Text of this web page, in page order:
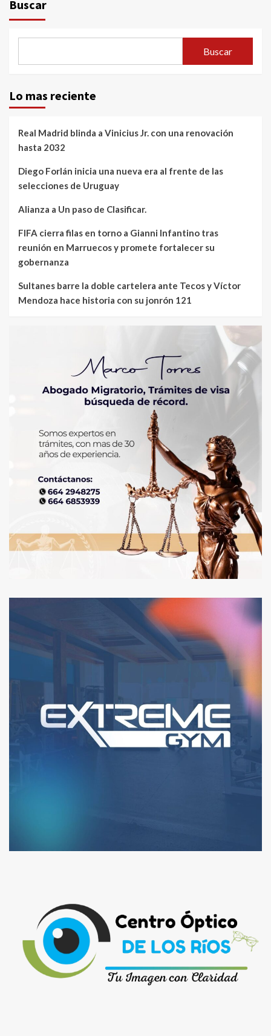
Buscar
Buscar
Lo mas reciente
Real Madrid blinda a Vinicius Jr. con una renovación
hasta 2032
Diego Forlán inicia una nueva era al frente de las
selecciones de Uruguay
Alianza a Un paso de Clasificar.
FIFA cierra filas en torno a Gianni Infantino tras
reunión en Marruecos y promete fortalecer su
gobernanza
Sultanes barre la doble cartelera ante Tecos y Víctor
Mendoza hace historia con su jonrón 121